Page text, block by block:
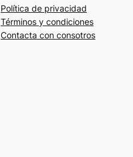
Política de privacidad
Términos y condiciones
Contacta con consotros